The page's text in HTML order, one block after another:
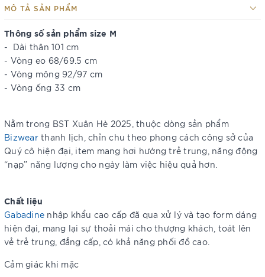
MÔ TẢ SẢN PHẨM
Thông số sản phẩm size M
- Dài thân 101 cm
- Vòng eo 68/69.5 cm
- Vòng mông 92/97 cm
- Vòng ống 33 cm
Nằm trong BST Xuân Hè 2025, thuộc dòng sản phẩm
Bizwearthanh lịch, chỉn chu theo phong cách công sở của
Quý cô hiện đại, item mang hơi hướng trẻ trung, năng động
“nạp” năng lượng cho ngày làm việc hiệu quả hơn.
Chất liệu
Gabadine nhập khẩu cao cấp đã qua xử lý và tạo form dáng
hiện đại, mang lại sự thoải mái cho thượng khách, toát lên
vẻ trẻ trung, đẳng cấp, có khả năng phối đồ cao.
Cảm giác khi mặc